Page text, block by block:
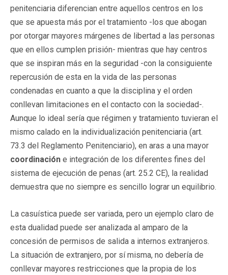
penitenciaria diferencian entre aquellos centros en los
que se apuesta más por el tratamiento -los que abogan
por otorgar mayores márgenes de libertad a las personas
que en ellos cumplen prisión- mientras que hay centros
que se inspiran más en la seguridad -con la consiguiente
repercusión de esta en la vida de las personas
condenadas en cuanto a que la disciplina y el orden
conllevan limitaciones en el contacto con la sociedad-.
Aunque lo ideal sería que régimen y tratamiento tuvieran el
mismo calado en la individualización penitenciaria (art.
73.3 del Reglamento Penitenciario), en aras a una mayor
coordinación e integración de los diferentes fines del
sistema de ejecución de penas (art. 25.2 CE), la realidad
demuestra que no siempre es sencillo lograr un equilibrio.
La casuística puede ser variada, pero un ejemplo claro de
esta dualidad puede ser analizada al amparo de la
concesión de permisos de salida a internos extranjeros.
La situación de extranjero, por sí misma, no debería de
conllevar mayores restricciones que la propia de los